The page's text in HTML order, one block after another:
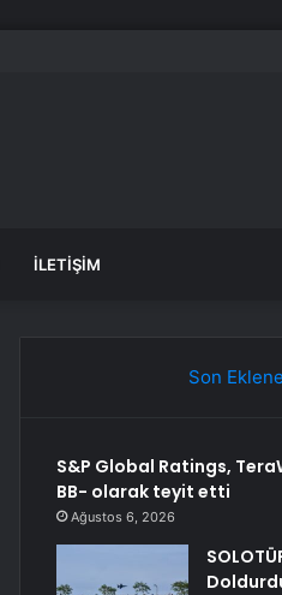
İLETIŞIM
Son
S&P Global Ratings,
BB- olarak teyit etti
Ağustos 6, 2026